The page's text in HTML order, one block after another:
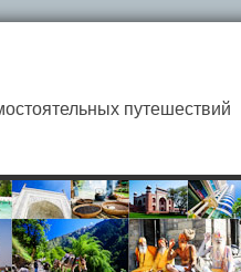
путешествий